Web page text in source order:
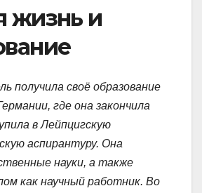
жизнь и
получила своё образование
где она закончила
в Лейпцигскую
аспирантуру. Она
науки, а также
как научный работник. Во